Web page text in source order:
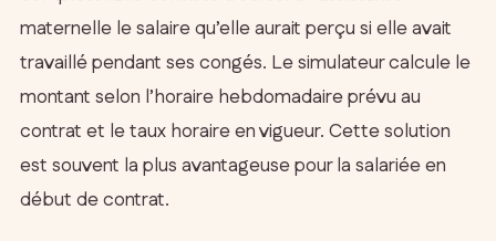
maternelle le salaire qu’elle aurait perçu si elle avait
travaillé pendant ses congés. Le simulateur calcule le
montant selon l’horaire hebdomadaire prévu au
contrat et le taux horaire en vigueur. Cette solution
est souvent la plus avantageuse pour la salariée en
début de contrat.